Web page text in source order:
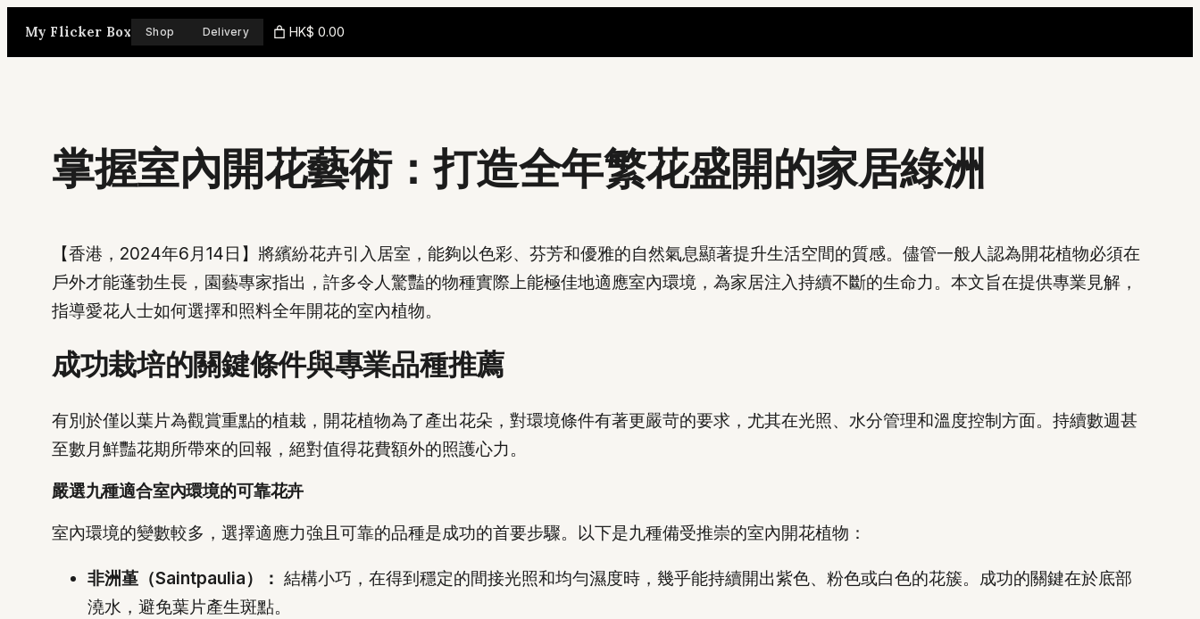
My Flicker Box Shop Delivery HK$ 0.00
掌握室內開花藝術：打造全年繁花盛開的家居綠洲
【香港，2024年6月14日】將繽紛花卉引入居室，能夠以色彩、芬芳和優雅的自然氣息顯著提升生活空間的質感。儘管一般人認為開花植物必須在
戶外才能蓬勃生長，園藝專家指出，許多令人驚豔的物種實際上能極佳地適應室內環境，為家居注入持續不斷的生命力。本文旨在提供專業見解，
指導愛花人士如何選擇和照料全年開花的室內植物。
成功栽培的關鍵條件與專業品種推薦
有別於僅以葉片為觀賞重點的植栽，開花植物為了產出花朵，對環境條件有著更嚴苛的要求，尤其在光照、水分管理和溫度控制方面。持續數週甚
至數月鮮豔花期所帶來的回報，絕對值得花費額外的照護心力。
嚴選九種適合室內環境的可靠花卉
室內環境的變數較多，選擇適應力強且可靠的品種是成功的首要步驟。以下是九種備受推崇的室內開花植物：
非洲堇（Saintpaulia）： 結構小巧，在得到穩定的間接光照和均勻濕度時，幾乎能持續開出紫色、粉色或白色的花簇。成功的關鍵在於底部
澆水，避免葉片產生斑點。